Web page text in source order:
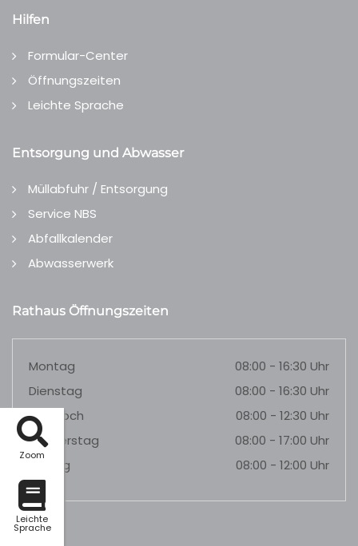
Zoom
Leichte
Sprache
Hilfen
Formular-Center
Öffnungszeiten
Leichte Sprache
Entsorgung und Abwasser
Müllabfuhr / Entsorgung
Service NBS
Abfallkalender
Abwasserwerk
Rathaus Öffnungszeiten
Montag
08:00 - 16:30 Uhr
Dienstag
08:00 - 16:30 Uhr
Mittwoch
08:00 - 12:30 Uhr
Donnerstag
08:00 - 17:00 Uhr
Freitag
08:00 - 12:00 Uhr